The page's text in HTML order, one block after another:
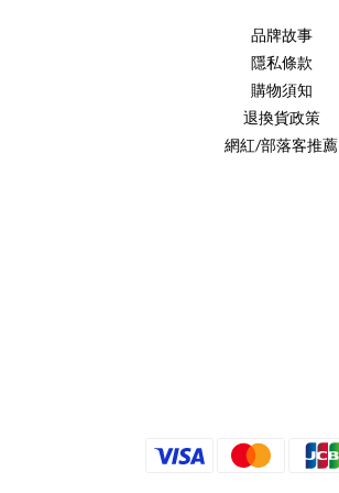
品牌故事
隱私條款
購物須知
退換貨政策
網紅/部落客推薦